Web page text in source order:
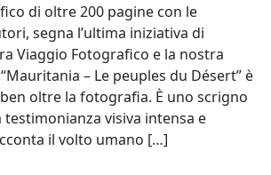
di oltre 200 pagine con le
segna l’ultima iniziativa di
Viaggio Fotografico e la nostra
– Le peuples du Désert” è
ben oltre la fotografia. È uno scrigno
visiva intensa e
il volto umano […]